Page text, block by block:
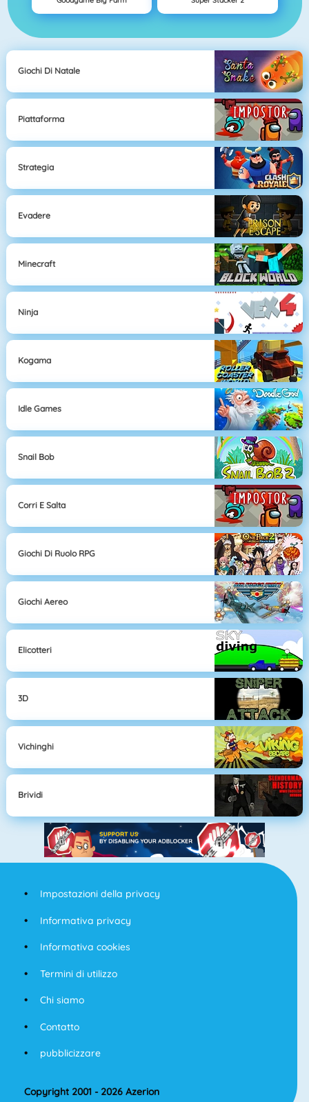
Giochi Di Natale
Piattaforma
Strategia
Evadere
Minecraft
Ninja
Kogama
Idle Games
Snail Bob
Corri E Salta
Giochi Di Ruolo RPG
Giochi Aereo
Elicotteri
3D
Vichinghi
Brividi
Impostazioni della privacy
Informativa privacy
Informativa cookies
Termini di utilizzo
Chi siamo
Contatto
pubblicizzare
Copyright 2001 - 2026 Azerion